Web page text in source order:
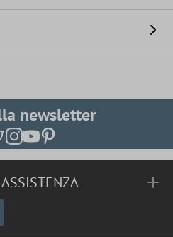
newsletter